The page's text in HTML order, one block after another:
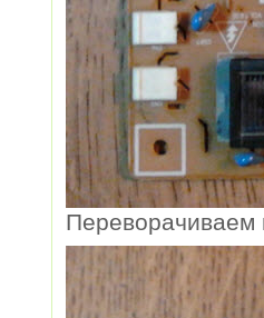
Переворачиваем